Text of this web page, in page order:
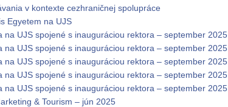
v kontexte cezhraničnej spolupráce
Egyetem na UJS
na UJS spojené s inauguráciou rektora – september 2025
na UJS spojené s inauguráciou rektora – september 2025
na UJS spojené s inauguráciou rektora – september 2025
na UJS spojené s inauguráciou rektora – september 2025
na UJS spojené s inauguráciou rektora – september 2025
& Tourism – jún 2025